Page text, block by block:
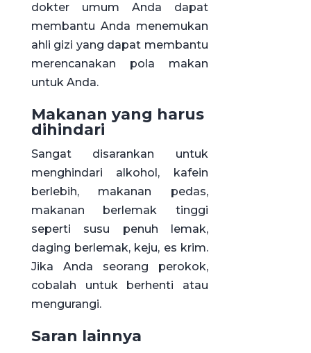
dokter umum Anda dapat
membantu Anda menemukan
ahli gizi yang dapat membantu
merencanakan pola makan
untuk Anda.
Makanan yang harus
dihindari
Sangat disarankan untuk
menghindari alkohol, kafein
berlebih, makanan pedas,
makanan berlemak tinggi
seperti susu penuh lemak,
daging berlemak, keju, es krim.
Jika Anda seorang perokok,
cobalah untuk berhenti atau
mengurangi.
Saran lainnya